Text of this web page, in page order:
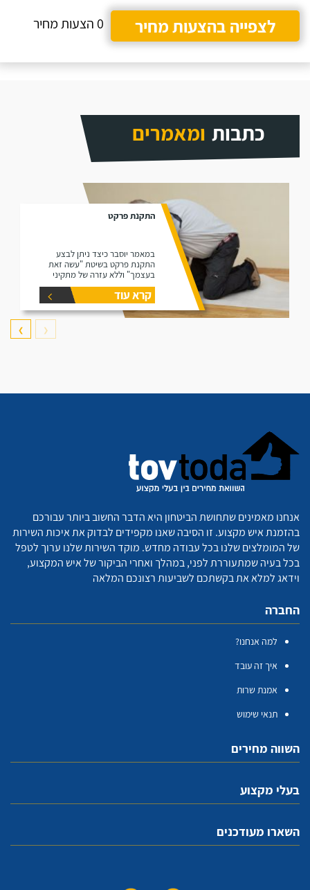
לצפייה בהצעות מחיר
0 הצעות מחיר
כתבות ומאמרים
התקנת פרקט
במאמר יוסבר כיצד ניתן לבצע
התקנת פרקט בשיטת "עשה זאת
בעצמך" וללא עזרה של מתקיני
פרקטים.
קרא עוד
❮
❯
אנחנו מאמינים שתחושת הביטחון היא הדבר החשוב ביותר עבורכם
בהזמנת איש מקצוע. זו הסיבה שאנו מקפידים לבדוק את איכות השירות
של המומלצים שלנו בכל עבודה מחדש. מוקד השירות שלנו ערוך לטפל
בכל בעיה שמתעוררת לפני, במהלך ואחרי הביקור של איש המקצוע,
וידאג למלא את בקשתכם לשביעות רצונכם המלאה
החברה
למה אנחנו?
איך זה עובד
אמנת שרות
תנאי שימוש
השווה מחירים
בעלי מקצוע
השארו מעודכנים